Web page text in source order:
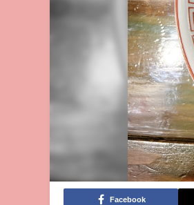
Facebook